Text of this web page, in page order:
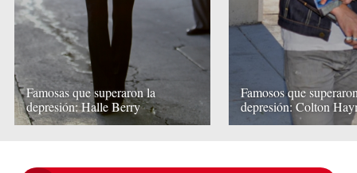
Famosas que superaron la
depresión: Halle Berry
Famosos que
depresión: Colton